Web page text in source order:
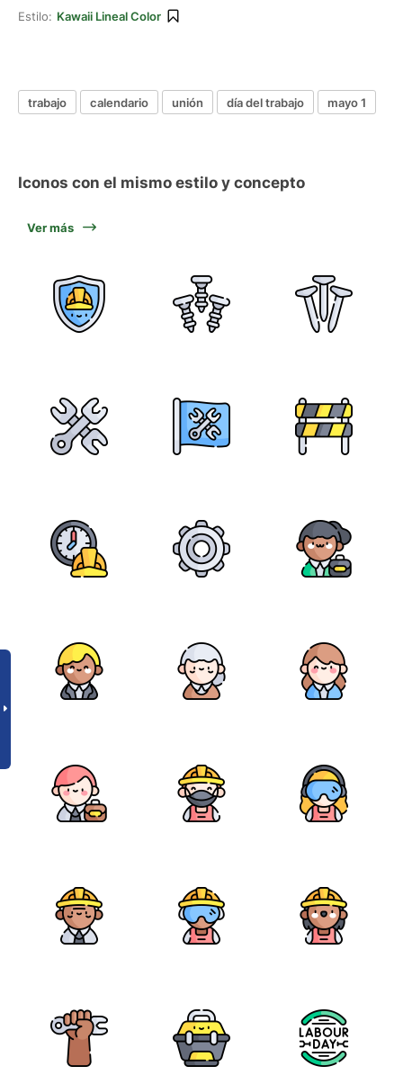
Estilo: Kawaii Lineal Color
trabajo calendario unión día del trabajo mayo 1
Iconos con el mismo estilo y concepto
Ver más